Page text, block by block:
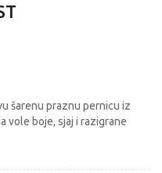
šarenu praznu pernicu iz
vole boje, sjaj i razigrane